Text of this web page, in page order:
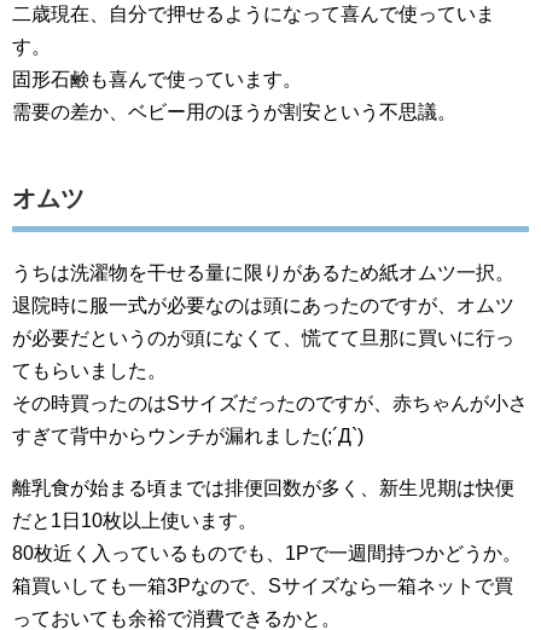
二歳現在、自分で押せるようになって喜んで使っていま
す。
固形石鹸も喜んで使っています。
需要の差か、ベビー用のほうが割安という不思議。
オムツ
うちは洗濯物を干せる量に限りがあるため紙オムツ一択。
退院時に服一式が必要なのは頭にあったのですが、オムツ
が必要だというのが頭になくて、慌てて旦那に買いに行っ
てもらいました。
その時買ったのはSサイズだったのですが、赤ちゃんが小さ
すぎて背中からウンチが漏れました(;´Д`)
離乳食が始まる頃までは排便回数が多く、新生児期は快便
だと1日10枚以上使います。
80枚近く入っているものでも、1Pで一週間持つかどうか。
箱買いしても一箱3Pなので、Sサイズなら一箱ネットで買
っておいても余裕で消費できるかと。